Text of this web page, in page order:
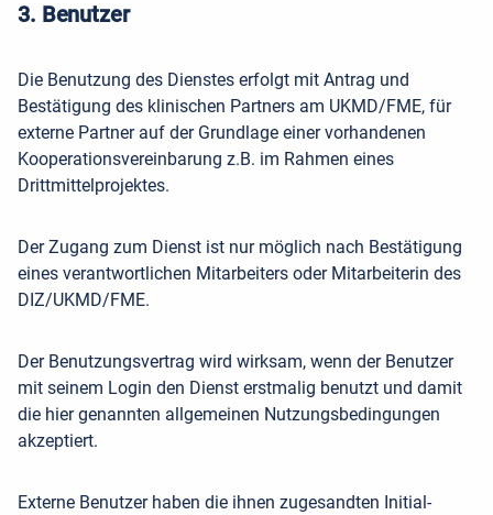
3. Benutzer
Die Benutzung des Dienstes erfolgt mit Antrag und
Bestätigung des klinischen Partners am UKMD/FME, für
externe Partner auf der Grundlage einer vorhandenen
Kooperationsvereinbarung z.B. im Rahmen eines
Drittmittelprojektes.
Der Zugang zum Dienst ist nur möglich nach Bestätigung
eines verantwortlichen Mitarbeiters oder Mitarbeiterin des
DIZ/UKMD/FME.
Der Benutzungsvertrag wird wirksam, wenn der Benutzer
mit seinem Login den Dienst erstmalig benutzt und damit
die hier genannten allgemeinen Nutzungsbedingungen
akzeptiert.
Externe Benutzer haben die ihnen zugesandten Initial-